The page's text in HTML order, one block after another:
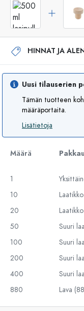
HINNAT JA
Uusi tilauserien
Tämän tuotteen
määräportaita.
Lisätietoja
Määrä
1
10
20
50
100
200
400
880
Lava